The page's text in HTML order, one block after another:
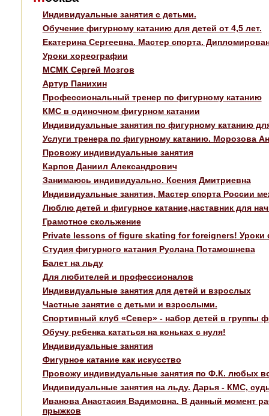
Индивидуальные занятия с детьми.
Обучение фигурному катанию для детей от 4,5 лет.
Екатерина Сергеевна. Мастер спорта.
Уроки хореографии
МСМК Сергей Мозгов
Артур Панихин
Профессиональный тренер по фигурному катанию
КМС в одиночном фигурном катании
Индивидуальные занятия по фигурному катанию
Услуги тренера по фигурному катанию. Морозова
Провожу индивидуальные занятия
Карпов Даниил Александрович
Занимаюсь индивидуально. Ксения Дмитриевна
Индивидуальные занятия, Мастер спорта России
Люблю детей и фигурное катание,наставник для
Грамотное скольжение
Private lessons of figure skating for foreigners! Уроки
Студия фигурного катания Руслана Потамошнева
Балет на льду
Для любителей и профессионалов
Индивидуальные занятия для детей и взрослых
Частные занятие с детьми и взрослыми.
Спортивный клуб «Север» - набор детей в группы
Обучу ребенка кататься на коньках с нуля!
Индивидуальные занятия
Фигурное катание как искусство
Провожу индивидуальные занятия по Ф.К. любых
Индивидуальные занятия на льду. Дарья - КМС,
Иванова Анастасия Вадимовна. В данный момент
прыжков